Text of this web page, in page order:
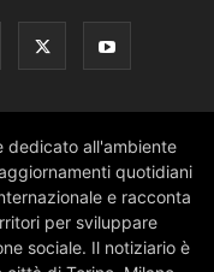
dedicato all'ambiente
quotidiani
e racconta
per sviluppare
sociale. Il notiziario è